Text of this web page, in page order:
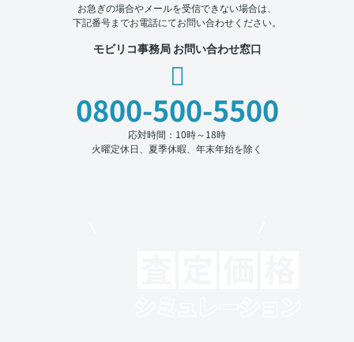
お急ぎの場合やメールを受信できない場合は、
下記番号までお電話にてお問い合わせください。
モビリコ事務局 お問い合わせ窓口
0800-500-5500
応対時間：10時～18時
火曜定休日、夏季休暇、年末年始を除く